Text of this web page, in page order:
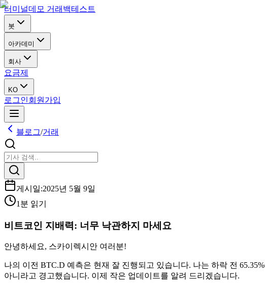
터미널데모 거래 백테스트
봇
아카데미
회사
요금제
KO
로그인회원가입
블로그/거래
게시일:2025년 5월 9일
1분 읽기
비트코인 지배력: 너무 낙관하지 마세요
안녕하세요, 스카이렉시안 여러분!
나의 이전 BTC.D 예측은 현재 잘 진행되고 있습니다. 나는 하락 전
아니라고 경고했습니다. 이제 작은 업데이트를 알려 드리겠습니다.